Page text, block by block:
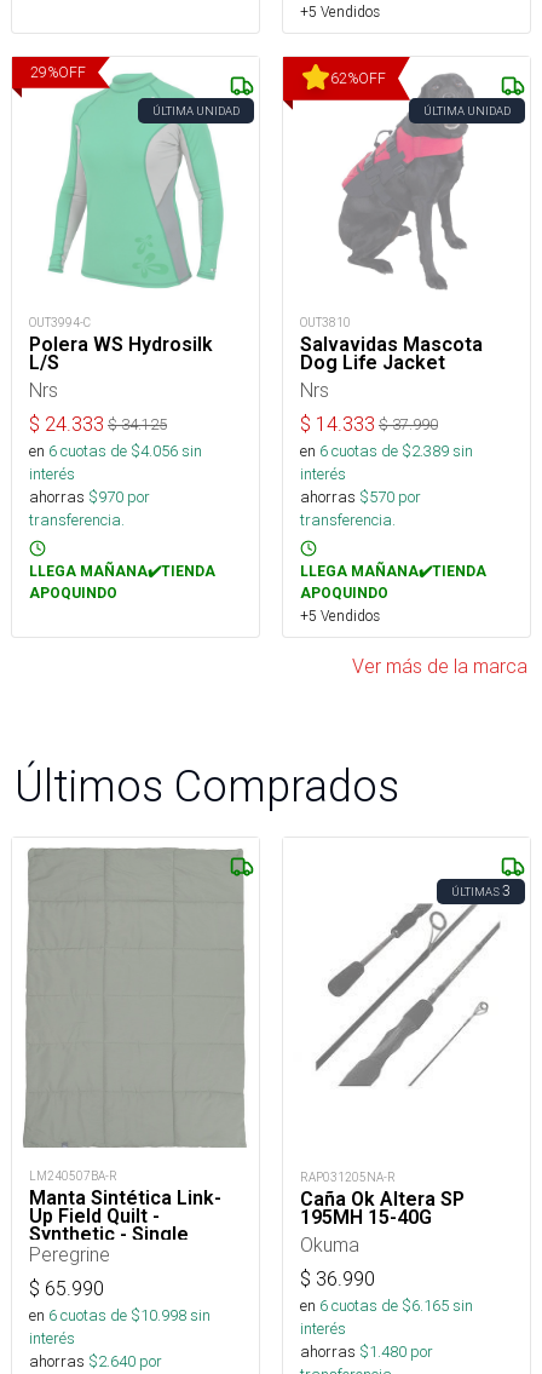
+5 Vendidos
29%OFF
ÚLTIMA UNIDAD
OUT3994-C
Polera WS Hydrosilk
L/S
Nrs
$ 24.333 $34.125
en 6cuotas de $4.056sin
interés
ahorras $970 por
transferencia.
LLEGA MAÑANA✔️TIENDA
APOQUINDO
62%OFF
ÚLTIMA UNIDAD
OUT3810
Salvavidas Mascota
Dog Life Jacket
Nrs
$ 14.333 $37.990
en 6cuotas de $2.389sin
interés
ahorras $570 por
transferencia.
LLEGA MAÑANA✔️TIENDA
APOQUINDO
+5 Vendidos
Ver más de la marca
Últimos Comprados
LM240507BA-R
Manta Sintética Link-
Up Field Quilt -
Synthetic - Single
Peregrine
$ 65.990
en 6cuotas de $10.998sin
interés
ahorras $2.640 por
ÚLTIMAS3
RAP031205NA-R
Caña Ok Altera SP
195MH 15-40G
Okuma
$ 36.990
en 6cuotas de $6.165sin
interés
ahorras $1.480 por